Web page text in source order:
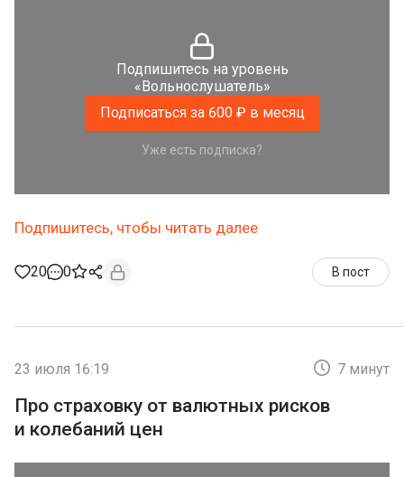
Подпишитесь на уровень
«Вольнослушатель»
Подписаться за 600 ₽ в месяц
Уже есть подписка?
Подпишитесь, чтобы читать далее
20 0 В пост
23 июля 16:19 7 минут
Про страховку от валютных рисков
и колебаний цен